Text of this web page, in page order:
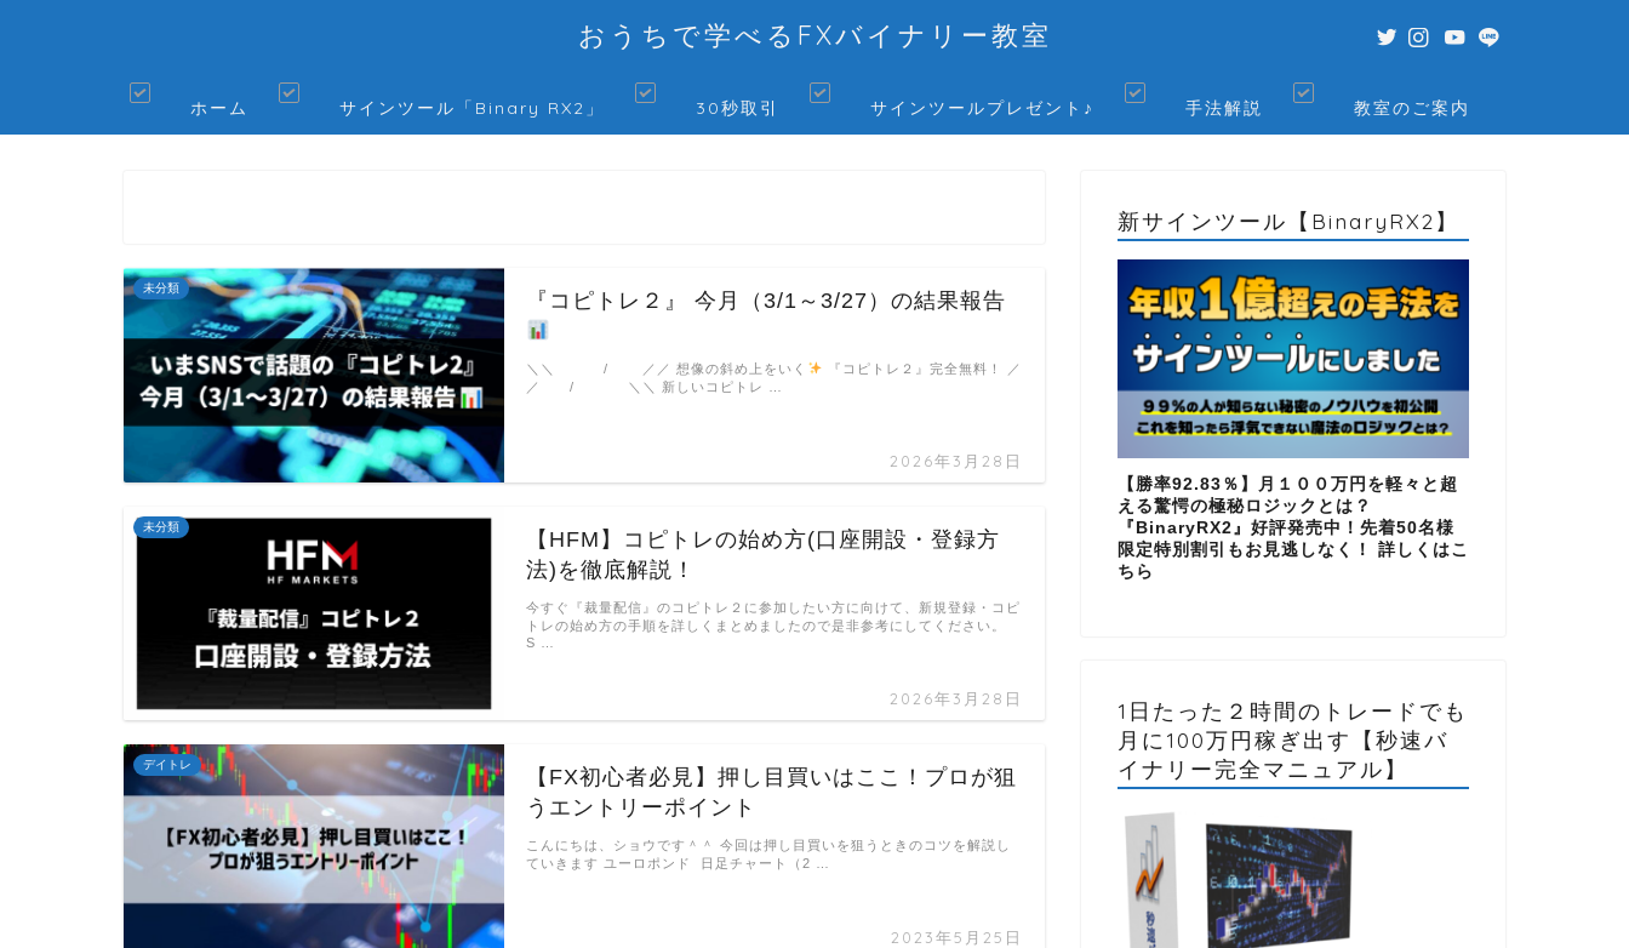
おうちで学べるFXバイナリー教室
ホーム サインツール「Binary RX2」 30秒取引 サインツールプレゼント♪ 手法解説 教室のご案内
未分類
『コピトレ２』 今月（3/1～3/27）の結果報告
2026年3月28日
＼＼ / ／／ 想像の斜め上をいく
『コピトレ２』完全無料！ ／
／ / ＼＼ 新しいコピトレ …
未分類
【HFM】コピトレの始め方(口座開設・登録方
法)を徹底解説！
2026年3月28日
今すぐ『裁量配信』のコピトレ２に参加したい方に向けて、新規登録・コピ
トレの始め方の手順を詳しくまとめましたので是非参考にしてください。
S …
デイトレ
【FX初心者必見】押し目買いはここ！プロが狙
うエントリーポイント
2023年5月25日
こんにちは、ショウです＾＾ 今回は押し目買いを狙うときのコツを解説し
ていきます ユーロポンド 日足チャート（2 …
新サインツール【BinaryRX2】
【勝率92.83％】月１００万円を軽々と超
える驚愕の極秘ロジックとは？
『BinaryRX2』好評発売中！先着50名様
限定特別割引もお見逃しなく！ 詳しくはこ
ちら
1日たった２時間のトレードでも
月に100万円稼ぎ出す【秒速バ
イナリー完全マニュアル】